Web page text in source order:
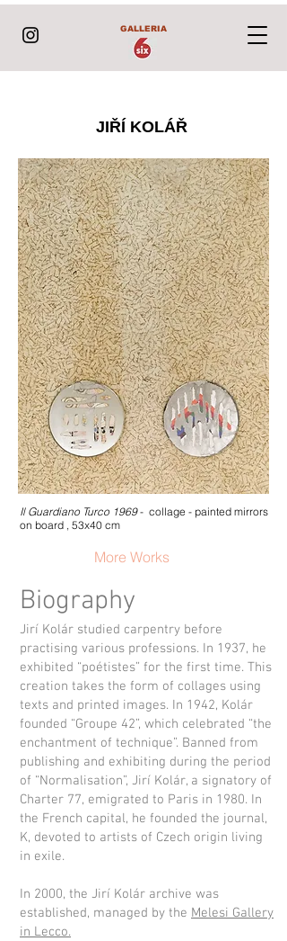
GALLERIA
JIŘÍ KOLÁŘ
Il Guardiano Turco 1969- collage - painted mirrors
on board , 53x40 cm
More Works
Biography
Jirí Kolár studied carpentry before
practising various professions. In 1937, he
exhibited “poétistes” for the first time. This
creation takes the form of collages using
texts and printed images. In 1942, Kolár
founded “Groupe 42”, which celebrated “the
enchantment of technique”. Banned from
publishing and exhibiting during the period
of “Normalisation”, Jirí Kolár, a signatory of
Charter 77, emigrated to Paris in 1980. In
the French capital, he founded the journal,
K, devoted to artists of Czech origin living
in exile.
In 2000, the Jirí Kolár archive was
established, managed by the Melesi Gallery
in Lecco.